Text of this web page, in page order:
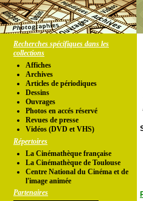
Recherches spécifiques dans les
collections
Affiches
Archives
Articles de périodiques
Dessins
Ouvrages
Photos en accés réservé
Revues de presse
Vidéos (DVD et VHS)
Répertoires
La Cinémathèque française
La Cinémathèque de Toulouse
Centre National du Cinéma et de
l'image animée
Partenaires